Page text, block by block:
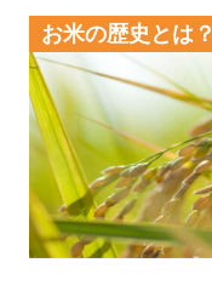
お米の歴史とは？